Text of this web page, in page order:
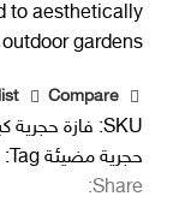
to aesthetically
gardens
Compare
SKU: فازة حجرية
حجرية مضيئة Tag:
Share: